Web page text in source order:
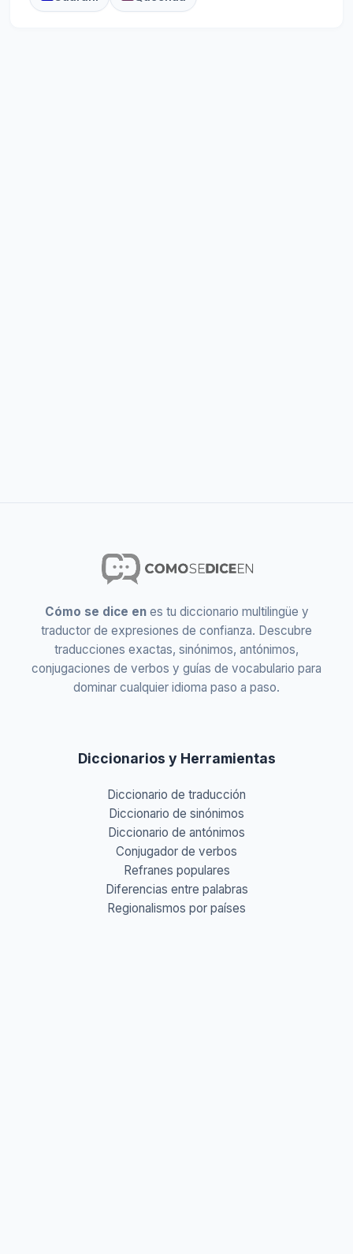
Cómo se dice enes tu diccionario multilingüe y
traductor de expresiones de confianza. Descubre
traducciones exactas, sinónimos, antónimos,
conjugaciones de verbos y guías de vocabulario para
dominar cualquier idioma paso a paso.
Diccionarios y Herramientas
Diccionario de traducción
Diccionario de sinónimos
Diccionario de antónimos
Conjugador de verbos
Refranes populares
Diferencias entre palabras
Regionalismos por países